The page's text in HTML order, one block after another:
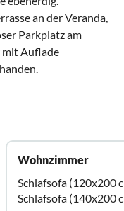
an der Veranda,
Parkplatz am
mit Auflade
Wohnzimmer
Schlafsofa (120x200
Schlafsofa (140x200